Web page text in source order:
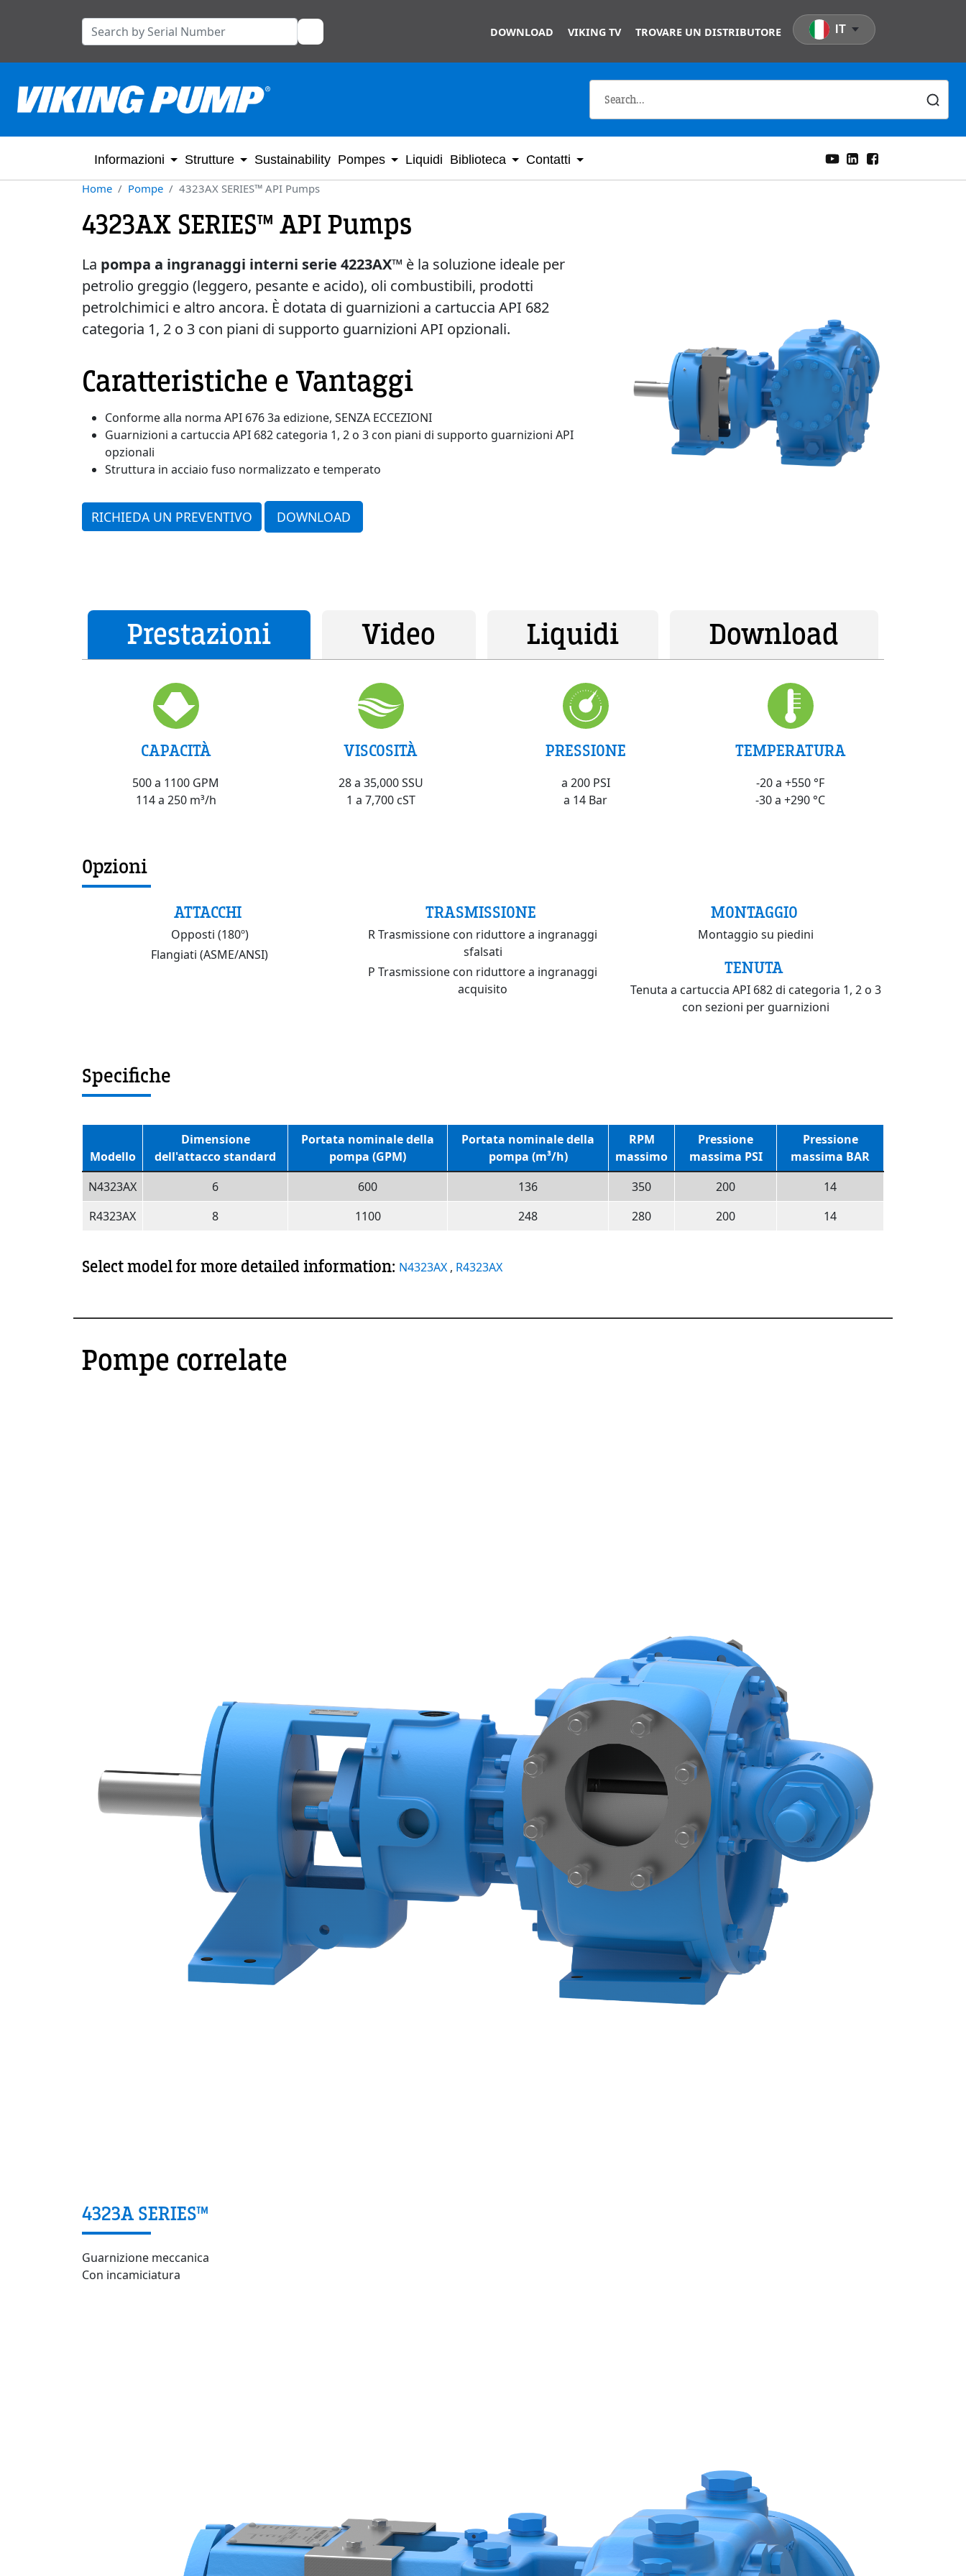
DOWNLOAD VIKING TV TROVARE UN DISTRIBUTORE IT
Informazioni Strutture Sustainability Pompes Liquidi Biblioteca
Contatti
Home
Pompe 4323AX SERIES™ API Pumps
4323AX SERIES™ API Pumps
La pompa a ingranaggi interni serie 4223AX™ è la soluzione ideale per
petrolio greggio (leggero, pesante e acido), oli combustibili, prodotti
petrolchimici e altro ancora. È dotata di guarnizioni a cartuccia API 682
categoria 1, 2 o 3 con piani di supporto guarnizioni API opzionali.
Caratteristiche e Vantaggi
Conforme alla norma API 676 3a edizione, SENZA ECCEZIONI
Guarnizioni a cartuccia API 682 categoria 1, 2 o 3 con piani di supporto guarnizioni API
opzionali
Struttura in acciaio fuso normalizzato e temperato
RICHIEDA UN PREVENTIVO DOWNLOAD
Prestazioni Video Liquidi Download
CAPACITÀ
500 a 1100 GPM
114 a 250 m³/h
VISCOSITÀ
28 a 35,000 SSU
1 a 7,700 cST
PRESSIONE
a 200 PSI
a 14 Bar
TEMPERATURA
-20 a +550 °F
-30 a +290 °C
Opzioni
ATTACCHI
Opposti (180º)
Flangiati (ASME/ANSI)
TRASMISSIONE
R Trasmissione con riduttore a ingranaggi
sfalsati
P Trasmissione con riduttore a ingranaggi
acquisito
MONTAGGIO
Montaggio su piedini
TENUTA
Tenuta a cartuccia API 682 di categoria 1, 2 o 3
con sezioni per guarnizioni
Specifiche
Modello
Dimensione
dell'attacco standard
Portata nominale della
pompa (GPM)
Portata nominale della
pompa (m³/h)
RPM
massimo
Pressione
massima PSI
Pressione
massima BAR
N4323AX
6 600 136 350 200
14
R4323AX
8 1100 248 280 200 14
Select model for more detailed information: N4323AX , R4323AX
Pompe correlate
4323A SERIES™
Guarnizione meccanica
Con incamiciatura